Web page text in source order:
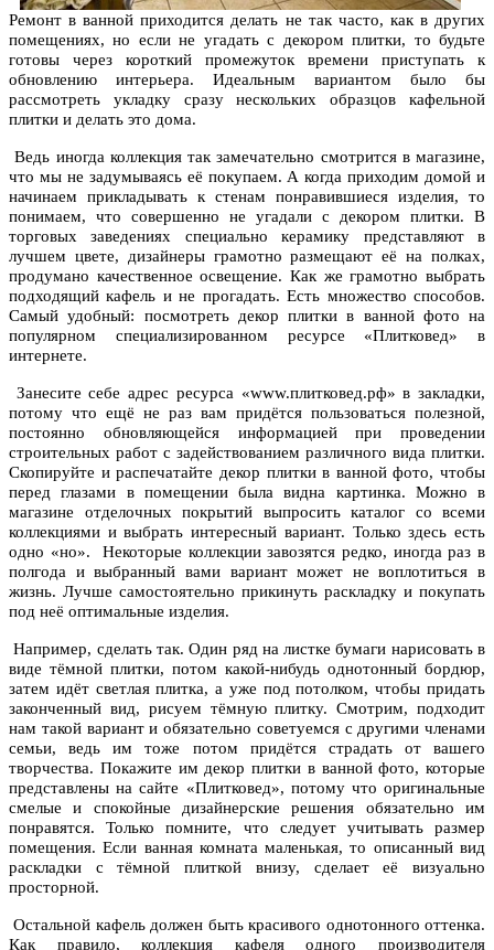
Ремонт в ванной приходится делать не так часто, как в других
помещениях, но если не угадать с декором плитки, то будьте
готовы через короткий промежуток времени приступать к
обновлению интерьера. Идеальным вариантом было бы
рассмотреть укладку сразу нескольких образцов кафельной
плитки и делать это дома.
Ведь иногда коллекция так замечательно смотрится в магазине,
что мы не задумываясь её покупаем. А когда приходим домой и
начинаем прикладывать к стенам понравившиеся изделия, то
понимаем, что совершенно не угадали с декором плитки. В
торговых заведениях специально керамику представляют в
лучшем цвете, дизайнеры грамотно размещают её на полках,
продумано качественное освещение. Как же грамотно выбрать
подходящий кафель и не прогадать. Есть множество способов.
Самый удобный: посмотреть декор плитки в ванной фото на
популярном специализированном ресурсе «Плитковед» в
интернете.
Занесите себе адрес ресурса «www.плитковед.рф» в закладки,
потому что ещё не раз вам придётся пользоваться полезной,
постоянно обновляющейся информацией при проведении
строительных работ с задействованием различного вида плитки.
Скопируйте и распечатайте декор плитки в ванной фото, чтобы
перед глазами в помещении была видна картинка. Можно в
магазине отделочных покрытий выпросить каталог со всеми
коллекциями и выбрать интересный вариант. Только здесь есть
одно «но». Некоторые коллекции завозятся редко, иногда раз в
полгода и выбранный вами вариант может не воплотиться в
жизнь. Лучше самостоятельно прикинуть раскладку и покупать
под неё оптимальные изделия.
Например, сделать так. Один ряд на листке бумаги нарисовать в
виде тёмной плитки, потом какой-нибудь однотонный бордюр,
затем идёт светлая плитка, а уже под потолком, чтобы придать
законченный вид, рисуем тёмную плитку. Смотрим, подходит
нам такой вариант и обязательно советуемся с другими членами
семьи, ведь им тоже потом придётся страдать от вашего
творчества. Покажите им декор плитки в ванной фото, которые
представлены на сайте «Плитковед», потому что оригинальные
смелые и спокойные дизайнерские решения обязательно им
понравятся. Только помните, что следует учитывать размер
помещения. Если ванная комната маленькая, то описанный вид
раскладки с тёмной плиткой внизу, сделает её визуально
просторной.
Остальной кафель должен быть красивого однотонного оттенка.
Как правило, коллекция кафеля одного производителя